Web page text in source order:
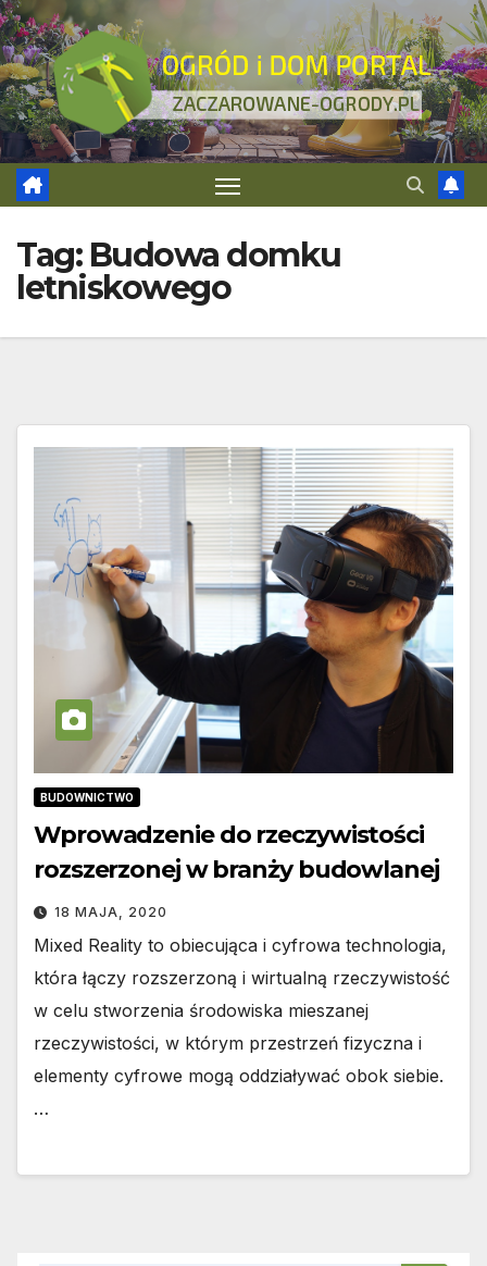
Skip
to
content
Tag: Budowa domku
letniskowego
BUDOWNICTWO
Wprowadzenie do rzeczywistości
rozszerzonej w branży budowlanej
18 MAJA, 2020
Mixed Reality to obiecująca i cyfrowa technologia,
która łączy rozszerzoną i wirtualną rzeczywistość
w celu stworzenia środowiska mieszanej
rzeczywistości, w którym przestrzeń fizyczna i
elementy cyfrowe mogą oddziaływać obok siebie.
…